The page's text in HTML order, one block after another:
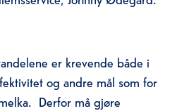
ene er krevende både i
og andre mål som for
Derfor må gjøre